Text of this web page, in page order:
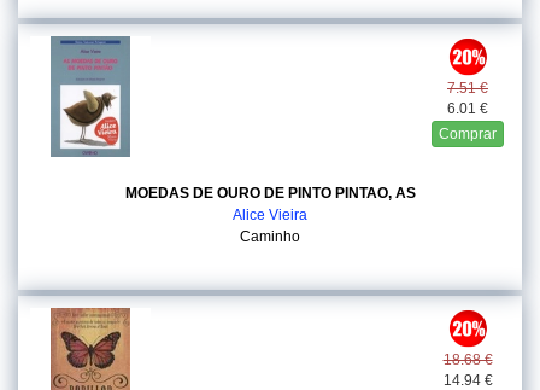
7.51 €
6.01 €
Comprar
MOEDAS DE OURO DE PINTO PINTAO, AS
Alice Vieira
Caminho
18.68 €
14.94 €